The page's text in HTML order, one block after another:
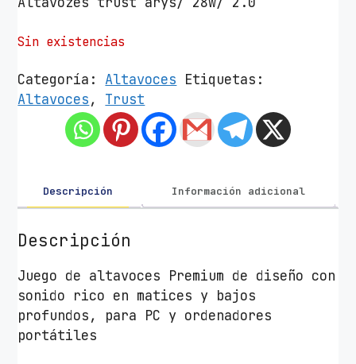
Sin existencias
Categoría: Altavoces Etiquetas:
Altavoces, Trust
Descripción Información adicional
Descripción
Juego de altavoces Premium de diseño con
sonido rico en matices y bajos
profundos, para PC y ordenadores
portátiles